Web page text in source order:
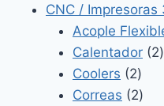
CNC / Impresoras
Acople
Calentador 22
Coolers 22
Correas 22